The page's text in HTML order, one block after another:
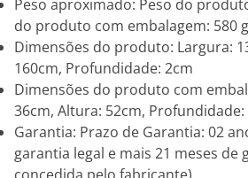
Peso aproximado: Peso do
do produto com embalagem: 580
Dimensões do produto: Largura:
160cm, Profundidade: 2cm
Dimensões do produto com
36cm, Altura: 52cm, Profundidade:
Garantia: Prazo de Garantia: 02
garantia legal e mais 21 meses de